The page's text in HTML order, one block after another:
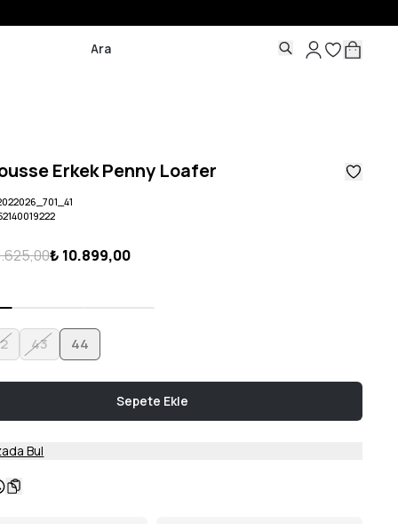
Erkek Penny Loafer
₺ 10.899,00
43 44
Sepete Ekle
Bul